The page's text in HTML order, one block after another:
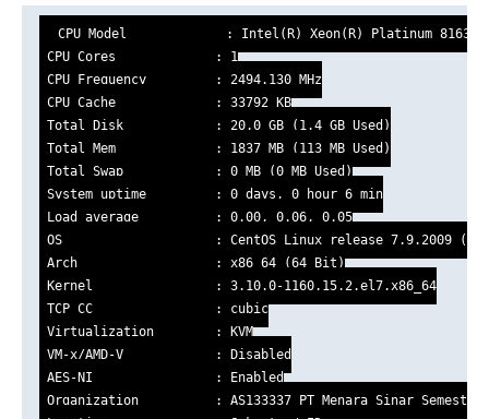
CPU Model             : Intel(R) Xeon(R) Platinum 8163
CPU Cores             : 1
CPU Frequency         : 2494.130 MHz
CPU Cache             : 33792 KB
Total Disk            : 20.0 GB (1.4 GB Used)
Total Mem             : 1837 MB (113 MB Used)
Total Swap            : 0 MB (0 MB Used)
System uptime         : 0 days, 0 hour 6 min
Load average          : 0.00, 0.06, 0.05
OS                    : CentOS Linux release 7.9.2009
Arch                  : x86_64 (64 Bit)
Kernel                : 3.10.0-1160.15.2.el7.x86_64
TCP CC                : cubic
Virtualization        : KVM
VM-x/AMD-V            : Disabled
AES-NI                : Enabled
Organization          : AS133337 PT Menara Sinar Semesta